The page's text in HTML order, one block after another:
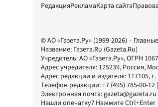
РедакцияРекламаКарта сайта
© АО «Газета.Ру» (1999-2026) –
Название: Газета.Ru (Gazeta.Ru)
Учредитель:АО «Газета.Ру», ОГРН
Адрес учредителя: 125239, Россия,
Адрес редакции и издателя: 117105, г.
Телефон редакции:+7 (495) 785-00-12
Электронная почта:gazeta@gazeta.ru
Нашли опечатку? Нажмите Ctrl+Enter